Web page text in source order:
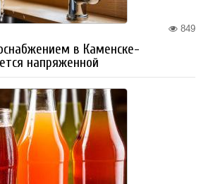
849
в Каменске-
напряженной